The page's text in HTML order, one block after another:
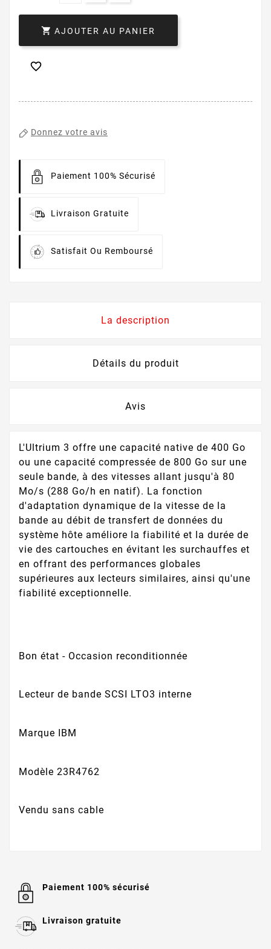
 AJOUTER AU PANIER

Donnez votre avis
Paiement 100% Sécurisé
Livraison Gratuite
Satisfait Ou Remboursé
La description
Détails du produit
Avis
L'Ultrium 3 offre une capacité native de 400 Go
ou une capacité compressée de 800 Go sur une
seule bande, à des vitesses allant jusqu'à 80
Mo/s (288 Go/h en natif). La fonction
d'adaptation dynamique de la vitesse de la
bande au débit de transfert de données du
système hôte améliore la fiabilité et la durée de
vie des cartouches en évitant les surchauffes et
en offrant des performances globales
supérieures aux lecteurs similaires, ainsi qu'une
fiabilité exceptionnelle.
Bon état - Occasion reconditionnée
Lecteur de bande SCSI LTO3 interne
Marque IBM
Modèle 23R4762
Vendu sans cable
Paiement 100% sécurisé
Livraison gratuite